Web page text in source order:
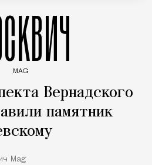
MAG
Вернадского
памятник
Mag